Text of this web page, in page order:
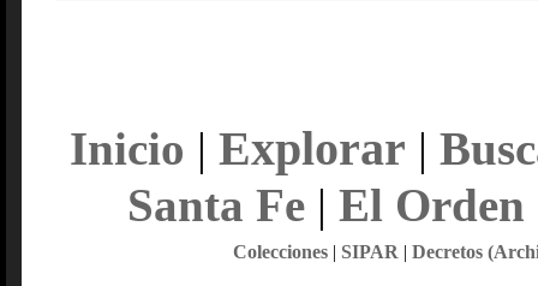
Inicio | Explorar |
Santa Fe| El Orden
Colecciones| SIPAR | Decretos